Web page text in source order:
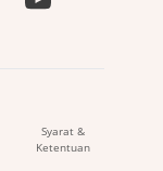
Syarat &
Ketentuan